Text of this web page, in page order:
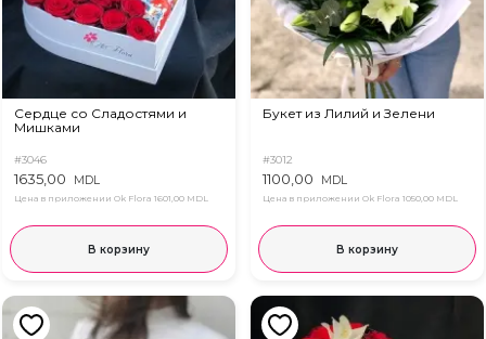
Сердце со Сладостями и
Мишками
#3046
1635,00 MDL
Цена в приложении Ok Flora 1601,00 MDL
В корзину
Букет из Лилий и Зелени
#3012
1100,00 MDL
Цена в приложении Ok Flora 1050,00 MDL
В корзину